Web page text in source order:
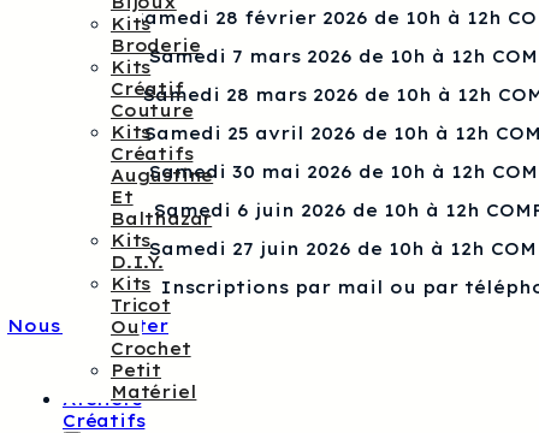
Kits
Broderie
Kits
Créatif
Couture
Kits
Créatifs
Augustine
Et
Balthazar
Kits
D.I.Y.
Kits
Tricot
Ou
Crochet
Petit
Matériel
Ateliers
Créatifs
Samedi 28 février 2026 de 10h à 12h
Samedi 7 mars 2026 de 10h à 12h
Samedi 28 mars 2026 de 10h à 12h
Samedi 25 avril 2026 de 10h à 12h
Samedi 30 mai 2026 de 10h à 12h
Samedi 6 juin 2026 de 10h à 12h
Samedi 27 juin 2026 de 10h à 12h
Inscriptions par mail ou par
Nous contacter